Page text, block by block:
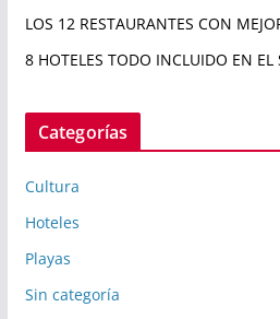
LOS 12 RESTAURANTES CON
8 HOTELES TODO INCLUIDO EN EL
Categorías
Cultura
Hoteles
Playas
Sin categoría